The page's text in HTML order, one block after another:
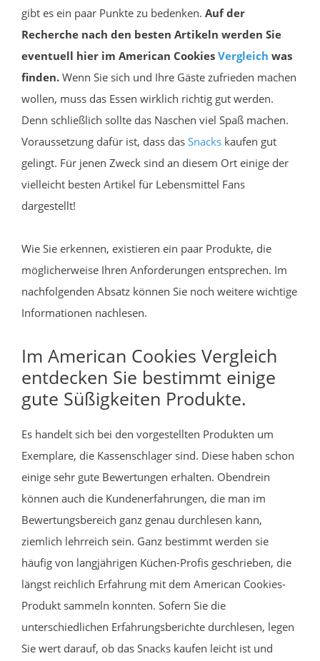
gibt es ein paar Punkte zu bedenken. Auf der
Recherche nach den besten Artikeln werden Sie
eventuell hier im American Cookies Vergleich was
finden. Wenn Sie sich und Ihre Gäste zufrieden machen
wollen, muss das Essen wirklich richtig gut werden.
Denn schließlich sollte das Naschen viel Spaß machen.
Voraussetzung dafür ist, dass das Snacks kaufen gut
gelingt. Für jenen Zweck sind an diesem Ort einige der
vielleicht besten Artikel für Lebensmittel Fans
dargestellt!
Wie Sie erkennen, existieren ein paar Produkte, die
möglicherweise Ihren Anforderungen entsprechen. Im
nachfolgenden Absatz können Sie noch weitere wichtige
Informationen nachlesen.
Im American Cookies Vergleich
entdecken Sie bestimmt einige
gute Süßigkeiten Produkte.
Es handelt sich bei den vorgestellten Produkten um
Exemplare, die Kassenschlager sind. Diese haben schon
einige sehr gute Bewertungen erhalten. Obendrein
können auch die Kundenerfahrungen, die man im
Bewertungsbereich ganz genau durchlesen kann,
ziemlich lehrreich sein. Ganz bestimmt werden sie
häufig von langjährigen Küchen-Profis geschrieben, die
längst reichlich Erfahrung mit dem American Cookies-
Produkt sammeln konnten. Sofern Sie die
unterschiedlichen Erfahrungsberichte durchlesen, legen
Sie wert darauf, ob das Snacks kaufen leicht ist und